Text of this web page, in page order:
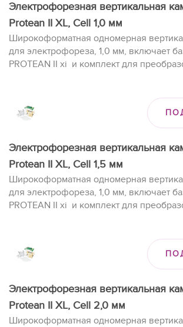
Электрофорезная вертикальная
Protean II XL, Cell 1,0 мм
Широкоформатная одномерная
для электрофореза, 1,0 мм, включает
PROTEAN II xi и комплект для
Электрофорезная вертикальная
Protean II XL, Cell 1,5 мм
Широкоформатная одномерная
для электрофореза, 1,0 мм, включает
PROTEAN II xi и комплект для
Электрофорезная вертикальная
Protean II XL, Cell 2,0 мм
Широкоформатная одномерная